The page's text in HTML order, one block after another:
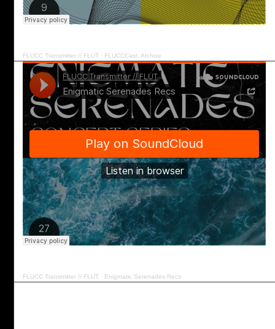
FLUCC Transmitter // FLUT · FLUCCCast: Archive
FLUCC Transmitter // FLUT · Enigmatic Serenades Recs